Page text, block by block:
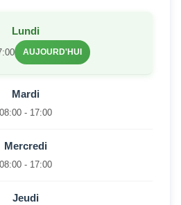
Lundi
AUJOURD'HUI
Mardi
08:00 - 17:00
Mercredi
08:00 - 17:00
Jeudi